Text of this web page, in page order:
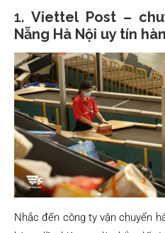
1.Viettel Post –
Nẵng Hà Nội uy tín
Nhắc đến công ty vận chuyển